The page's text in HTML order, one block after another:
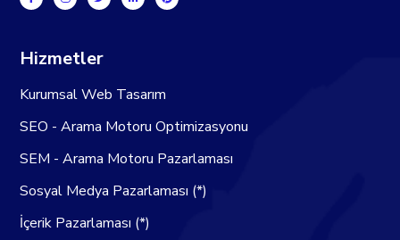
Hizmetler
Kurumsal Web Tasarım
SEO - Arama Motoru Optimizasyonu
SEM - Arama Motoru Pazarlaması
Sosyal Medya Pazarlaması (*)
İçerik Pazarlaması (*)